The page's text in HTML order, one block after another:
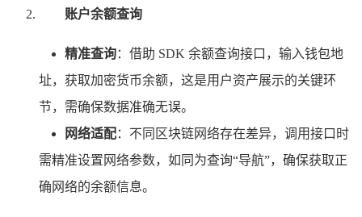
账户余额查询
精准查询：借助 SDK 余额查询接口，输入钱包地
址，获取加密货币余额，这是用户资产展示的关键环
节，需确保数据准确无误。
网络适配：不同区块链网络存在差异，调用接口时
需精准设置网络参数，如同为查询“导航”，确保获取正
确网络的余额信息。